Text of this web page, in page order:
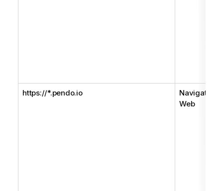
https://*.pendo.io
Navigateur
Web